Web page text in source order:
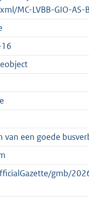
MC-LVBB-GIO-AS-
van een goede
gmb/